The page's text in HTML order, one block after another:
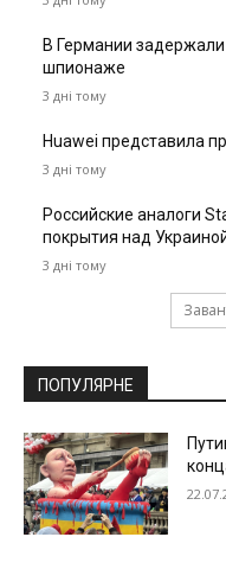
В Германии
шпионаже
3 дні тому
Huawei представила
3 дні тому
Российские аналоги
покрытия над
3 дні тому
ПОПУЛЯРНЕ